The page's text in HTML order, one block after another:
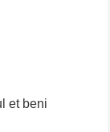
et beni